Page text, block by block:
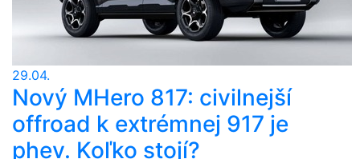
29.04.
Nový MHero 817: civilnejší
offroad k extrémnej 917 je
phev. Koľko stojí?